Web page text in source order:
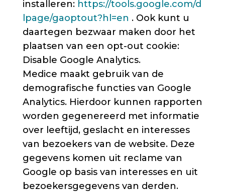
installeren: https://tools.google.com/d
lpage/gaoptout?hl=en . Ook kunt u
daartegen bezwaar maken door het
plaatsen van een opt-out cookie:
Disable Google Analytics.
Medice maakt gebruik van de
demografische functies van Google
Analytics. Hierdoor kunnen rapporten
worden gegenereerd met informatie
over leeftijd, geslacht en interesses
van bezoekers van de website. Deze
gegevens komen uit reclame van
Google op basis van interesses en uit
bezoekersgegevens van derden.